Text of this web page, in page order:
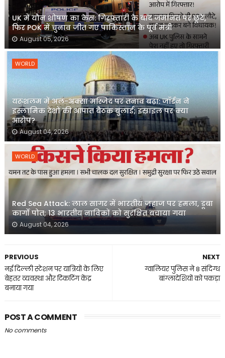
UK में यौन शोषण का केस: गिरफ्तारी के बाद जमानत पर छूटे,
फिर POK में चुनाव जीत गए पाकिस्तान के पूर्व मंत्री
August 05, 2026
WORLD
यरूशलम में अल-अक्सा मस्जिद पर तनाव बढ़ा: जॉर्डन ने
इस्लामिक देशों की आपात बैठक बुलाई; इस्राइल पर क्या
आरोप?
August 04, 2026
WORLD
Red Sea Attack: लाल सागर में भारतीय जहाज पर हमला, डूबा
कार्गो पोत; 13 भारतीय नाविकों को सुरक्षित बचाया गया
August 04, 2026
NEXT
ग्वालियर पुलिस ने 8 संदिग्ध
बांग्लादेशियों को पकड़ा
PREVIOUS
नई दिल्ली स्टेशन पर यात्रियों के लिए
बेहतर व्यवस्था और टिकटिंग केंद्र
बनाया गया
POST A COMMENT
No comments